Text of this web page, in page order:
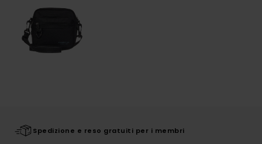
Spedizione e reso gratuiti per i membri